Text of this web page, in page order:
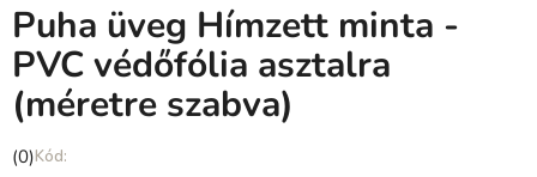
Puha üveg Hímzett minta -
PVC védőfólia asztalra
(méretre szabva)
A
(0)